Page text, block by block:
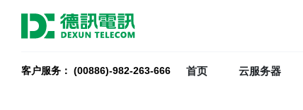
客户服务： (00886)-982-263-666 首页 云服务器